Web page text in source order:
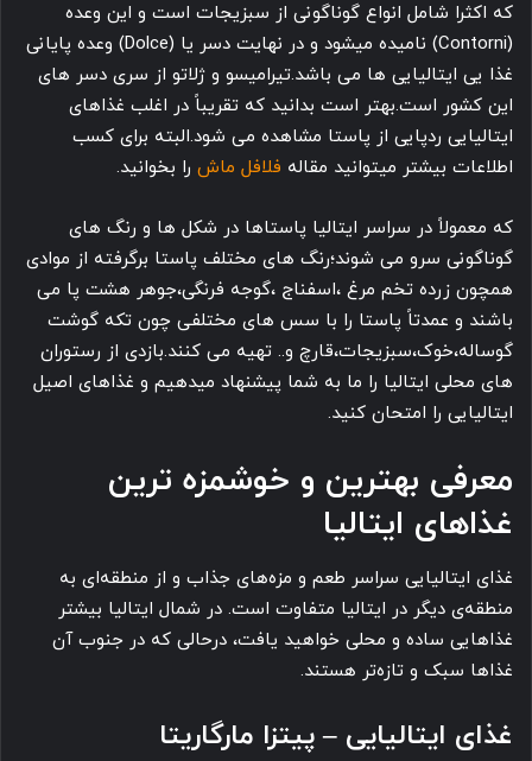
که اکثرا شامل انواع گوناگونی از سبزیجات است و این وعده
(Contorni) نامیده میشود و در نهایت دسر یا (Dolce) وعده پایانی
غذا یی ایتالیایی ها می باشد.تیرامیسو و ژلاتو از سری دسر های
این کشور است.بهتر است بدانید که تقریباً در اغلب غذاهای
ایتالیایی ردپایی از پاستا مشاهده می شود.البته برای کسب
اطلاعات بیشتر میتوانید مقاله فلافل ماش را بخوانید.
که معمولاً در سراسر ایتالیا پاستاها در شکل ها و رنگ های
گوناگونی سرو می شوند؛رنگ های مختلف پاستا برگرفته از موادی
همچون زرده تخم مرغ ،اسفناج ،گوجه فرنگی،جوهر هشت پا می
باشند و عمدتاً پاستا را با سس های مختلفی چون تکه گوشت
گوساله،خوک،سبزیجات،قارچ و.. تهیه می کنند.بازدی از رستوران
های محلی ایتالیا را ما به شما پیشنهاد میدهیم و غذاهای اصیل
ایتالیایی را امتحان کنید.
معرفی بهترین و خوشمزه ترین
غذاهای ایتالیا
غذای ایتالیایی سراسر طعم و مزه‌های جذاب و از منطقه‌ای به
منطقه‌ی دیگر در ایتالیا متفاوت است. در شمال ایتالیا بیشتر
غذاهایی ساده و محلی خواهید یافت، درحالی که در جنوب آن
غذاها سبک و تازه‌تر هستند.
غذای ایتالیایی – پیتزا مارگاریتا